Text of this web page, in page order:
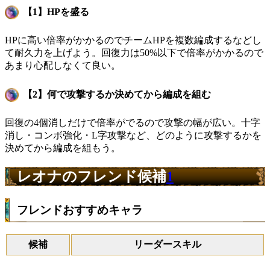
【1】HPを盛る
HPに高い倍率がかかるのでチームHPを複数編成するなどし
て耐久力を上げよう。回復力は50%以下で倍率がかかるので
あまり心配しなくて良い。
【2】何で攻撃するか決めてから編成を組む
回復の4個消しだけで倍率がでるので攻撃の幅が広い。十字
消し・コンボ強化・L字攻撃など、どのように攻撃するかを
決めてから編成を組もう。
レオナのフレンド候補1
フレンドおすすめキャラ
候補 リーダースキル